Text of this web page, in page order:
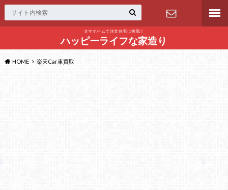
タマホームで注文住宅に挑戦！
ハッピーライフな家造り問い合わせ
HOME 楽天Car車買取